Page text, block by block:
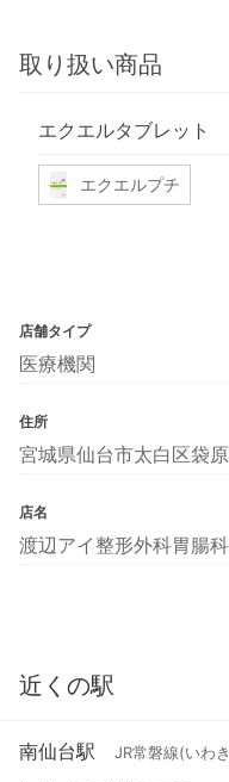
取り扱い商品
エクエルタブレット
エクエルプチ
店舗タイプ
医療機関
住所
宮城県仙台市太白区袋
店名
渡辺アイ整形外科胃腸
近くの駅
南仙台駅 JR常磐線(いわ